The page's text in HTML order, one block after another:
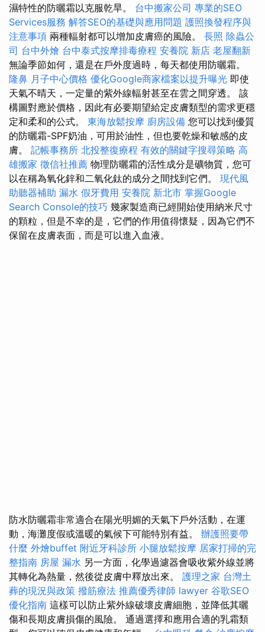
濕特性的防曬霜以克服乾旱。 台中搬家公司 專業的SEO
Services服務 解答SEO的基礎與應用問題 護照換發程序與
注意事項 兩種輻射都可以增加皮膚癌的風險。 長照 除蟲公
司 台中外燴 台中泰式按摩排毒療程 安養院 新店 老屋翻新
無論季節如何，還是在戶外度過時，每天都使用防曬霜。
隆鼻 月子中心價格 優化Google商家檔案以提升曝光 即使
天氣不晴天，一定量的紫外線輻射甚至在雲之間穿透。 該
構圖對應於價格，因此有必要期望給定皮膚類型的需求更穩
定和柔和的公式。 東海放鬆按摩 廚房設備 您可以找到優質
的防曬霜-SPF奶油，可用於油性，但也要乾燥和敏感的皮
膚。 記帳事務所 北投整復療程 有效的關鍵字搜尋策略 高
雄搬家 徵信社推薦 物理防曬霜的活性成分是礦物質，您可
以在稱為氧化鋅和二氧化鈦的成分之間找到它們。 現代風
助聽器補助 漏水 假牙費用 安養院 新北市 掌握Google
Search Console的技巧 幾家製造商已經開始使用納米尺寸
的顆粒，但是不幸的是，它們的作用值得懷疑，因為它們不
保留在皮膚表面，而是可以進入血液。
防水防曬霜非常適合在陽光明媚的天氣下戶外活動，在運
動，海灘度假或溫暖的氣候下可能特別有益。 辦護照要帶
什麼 外燴buffet 附近牙科診所 小腿放鬆按摩 居家打掃的完
整指南 房屋 漏水 另一方面，化學過濾器會吸收紫外線並將
其轉化為熱量，然後從皮膚中釋放出來。 護理之家 台灣土
葬的現況與政策 撥筋療法 推薦優秀律師 lawyer 谷歌SEO
優化指南 這樣可以防止紫外線破壞皮膚細胞，並降低其曬
傷和長期皮膚損傷的風險。 通過選擇和應用合適的乳霜類